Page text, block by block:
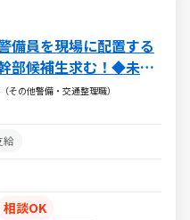
備員を現場に配置する
部候補生求む！◆未経
不
験者・資格所持者優
その他警備・交通整理職）
給
相談OK